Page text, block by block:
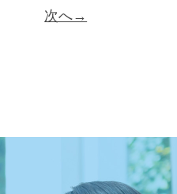
次へ→